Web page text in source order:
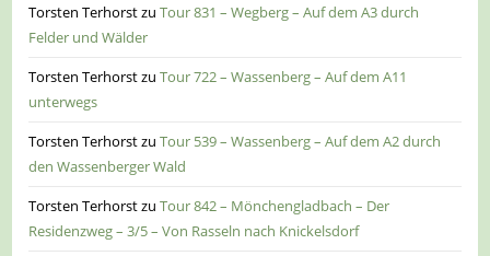
Torsten TerhorstzuTour 831 – Wegberg – Auf dem A3 durch
Felder und Wälder
Torsten TerhorstzuTour 722 – Wassenberg – Auf dem A11
unterwegs
Torsten TerhorstzuTour 539 – Wassenberg – Auf dem A2 durch
den Wassenberger Wald
Torsten TerhorstzuTour 842 – Mönchengladbach – Der
Residenzweg – 3/5 – Von Rasseln nach Knickelsdorf